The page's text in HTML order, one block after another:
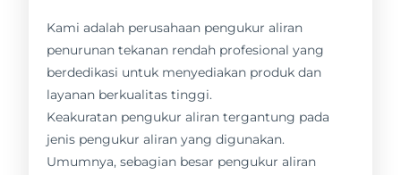
Kami adalah perusahaan pengukur aliran
penurunan tekanan rendah profesional yang
berdedikasi untuk menyediakan produk dan
layanan berkualitas tinggi.
Keakuratan pengukur aliran tergantung pada
jenis pengukur aliran yang digunakan.
Umumnya, sebagian besar pengukur aliran